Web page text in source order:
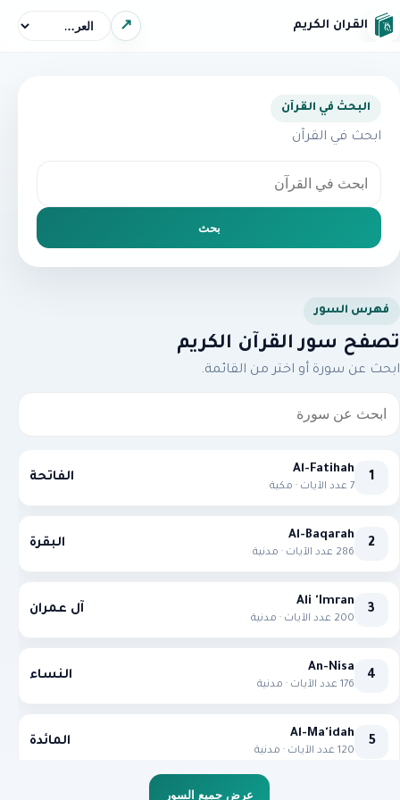
القرآن الكريم ↗ اختر اللغة
البحث في القرآن
ابحث في القرآن
بحث
فهرس السور
تصفح سور القرآن الكريم
ابحث عن سورة أو اختر من القائمة.
1
Al-Fatihah
7 عدد الآيات · مكية
الفاتحة
2
Al-Baqarah
286 عدد الآيات · مدنية
البقرة
3
Ali 'Imran
200 عدد الآيات · مدنية
آل عمران
4
An-Nisa
176 عدد الآيات · مدنية
النساء
5
Al-Ma'idah
120 عدد الآيات · مدنية
المائدة
عرض جميع السور